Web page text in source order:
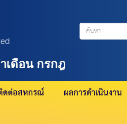
น กรกฎาคม 2569
ดต่อสหกรณ์ ผลการดำเนินงาน